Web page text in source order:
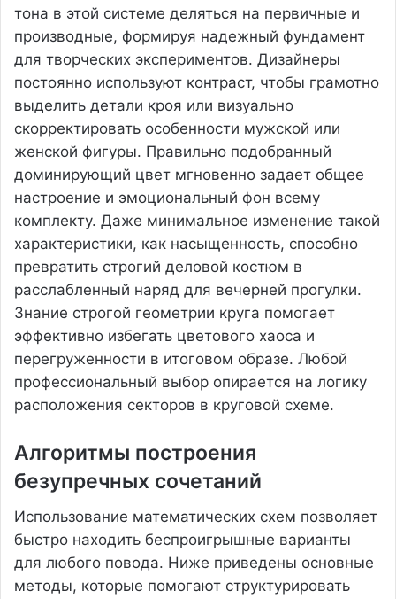
тона в этой системе деляться на первичные и
производные, формируя надежный фундамент
для творческих экспериментов. Дизайнеры
постоянно используют контраст, чтобы грамотно
выделить детали кроя или визуально
скорректировать особенности мужской или
женской фигуры. Правильно подобранный
доминирующий цвет мгновенно задает общее
настроение и эмоциональный фон всему
комплекту. Даже минимальное изменение такой
характеристики, как насыщенность, способно
превратить строгий деловой костюм в
расслабленный наряд для вечерней прогулки.
Знание строгой геометрии круга помогает
эффективно избегать цветового хаоса и
перегруженности в итоговом образе. Любой
профессиональный выбор опирается на логику
расположения секторов в круговой схеме.
Алгоритмы построения
безупречных сочетаний
Использование математических схем позволяет
быстро находить беспроигрышные варианты
для любого повода. Ниже приведены основные
методы, которые помогают структурировать